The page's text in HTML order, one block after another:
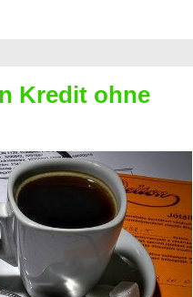
Kredit ohne